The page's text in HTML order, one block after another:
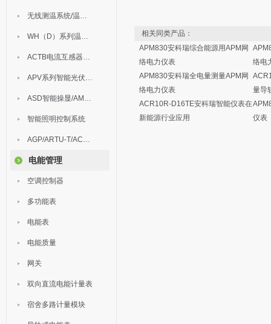
无线测温系统/温度巡检
WH（D）系列温湿度控制器
ACTB电流互感器过电压保护器
APV系列智能光伏汇流箱
ASD智能操显/AM中压保护
智能照明控制系统
AGP/ARTU-T/ACM/ADDC
电能管理
空调控制器
多功能表
电能表
电能质量
网关
双向直流电能计量表
宿舍多路计量模块
相关同类产品：
APM830安科瑞综合能源用APM网
络电力仪表
络电
APM830安科瑞全电量测量APM网
络电力仪表
量导
ACR10R-D16TE安科瑞智能仪表在
新能源行业应用
仪表